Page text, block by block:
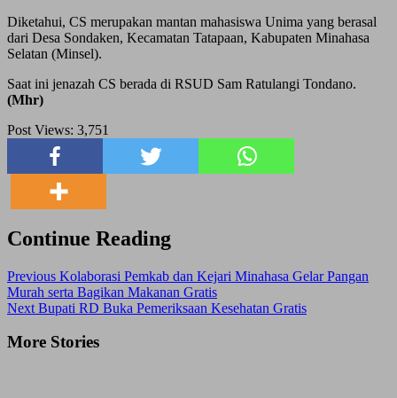
Diketahui, CS merupakan mantan mahasiswa Unima yang berasal
dari Desa Sondaken, Kecamatan Tatapaan, Kabupaten Minahasa
Selatan (Minsel).
Saat ini jenazah CS berada di RSUD Sam Ratulangi Tondano.
(Mhr)
Post Views: 3,751
Continue Reading
Previous Kolaborasi Pemkab dan Kejari Minahasa Gelar Pangan
Murah serta Bagikan Makanan Gratis
Next Bupati RD Buka Pemeriksaan Kesehatan Gratis
More Stories